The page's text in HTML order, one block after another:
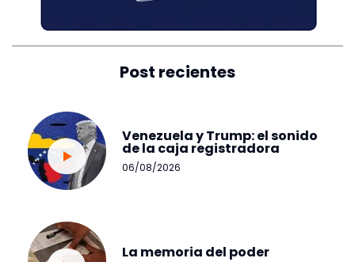
Post recientes
Venezuela y Trump: el sonido
de la caja registradora
06/08/2026
La memoria del poder